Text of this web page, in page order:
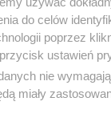
po
do celów
poprzez
ustawień
nie
miały